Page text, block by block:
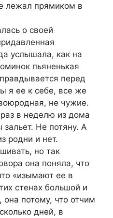
лежал прямиком в
о своей
услышала, как на
пьяненькая
перед
я ее к себе, все же
не чужие.
в неделю из дома
Не потяну. А
родни и нет.
но так
она поняла, что
«изымают ее в
стенах большой и
она потому, что отчим
дней, в